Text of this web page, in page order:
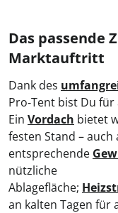
Das passende
Marktauftritt
Dank des
Pro‑Tent bist Du
Ein Vordach bietet
festen Stand – auch
entsprechende
nützliche
Ablagefläche;
an kalten Tagen für